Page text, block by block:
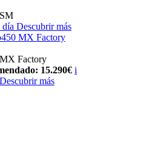
día Descubrir más
MX Factory
Factory
15.290€ i
Descubrir más